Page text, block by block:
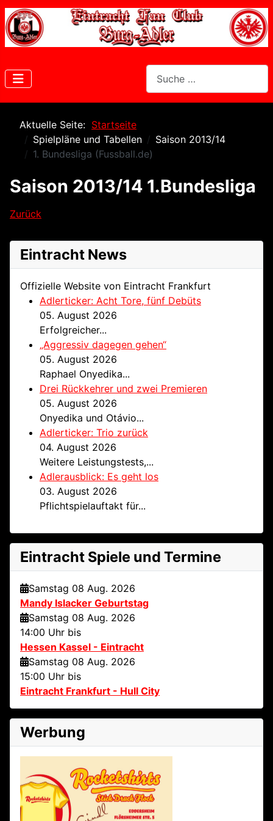
Aktuelle Seite: Startseite
Spielpläne und Tabellen
Saison 2013/14
1. Bundesliga (Fussball.de)
Saison 2013/14 1.Bundesliga
Zurück
Eintracht News
Offizielle Website von Eintracht Frankfurt
Adlerticker: Acht Tore, fünf Debüts
05. August 2026
Erfolgreicher...
„Aggressiv dagegen gehen“
05. August 2026
Raphael Onyedika...
Drei Rückkehrer und zwei Premieren
05. August 2026
Onyedika und Otávio...
Adlerticker: Trio zurück
04. August 2026
Weitere Leistungstests,...
Adlerausblick: Es geht los
03. August 2026
Pflichtspielauftakt für...
Eintracht Spiele und Termine
Samstag 08 Aug. 2026
Mandy Islacker Geburtstag
Samstag 08 Aug. 2026
14:00 Uhr bis
Hessen Kassel - Eintracht
Samstag 08 Aug. 2026
15:00 Uhr bis
Eintracht Frankfurt - Hull City
Werbung